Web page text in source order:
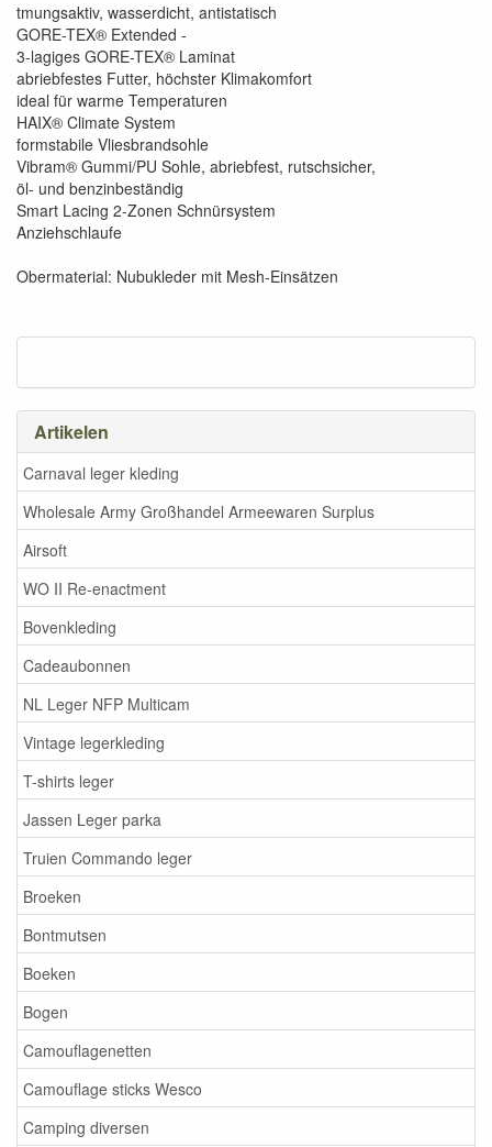
Artikelen
Carnaval leger kleding
Wholesale Army Großhandel Armeewaren Surplus
Airsoft
WO II Re-enactment
Bovenkleding
Cadeaubonnen
NL Leger NFP Multicam
Vintage legerkleding
T-shirts leger
Jassen Leger parka
Truien Commando leger
Broeken
Bontmutsen
Boeken
Bogen
Camouflagenetten
Camouflage sticks Wesco
Camping diversen
tmungsaktiv, wasserdicht, antistatisch
GORE-TEX® Extended -
3-lagiges GORE-TEX® Laminat
abriebfestes Futter, höchster Klimakomfort
ideal für warme Temperaturen
HAIX® Climate System
formstabile Vliesbrandsohle
Vibram® Gummi/PU Sohle, abriebfest, rutschsicher,
öl- und benzinbeständig
Smart Lacing 2-Zonen Schnürsystem
Anziehschlaufe
Obermaterial: Nubukleder mit Mesh-Einsätzen